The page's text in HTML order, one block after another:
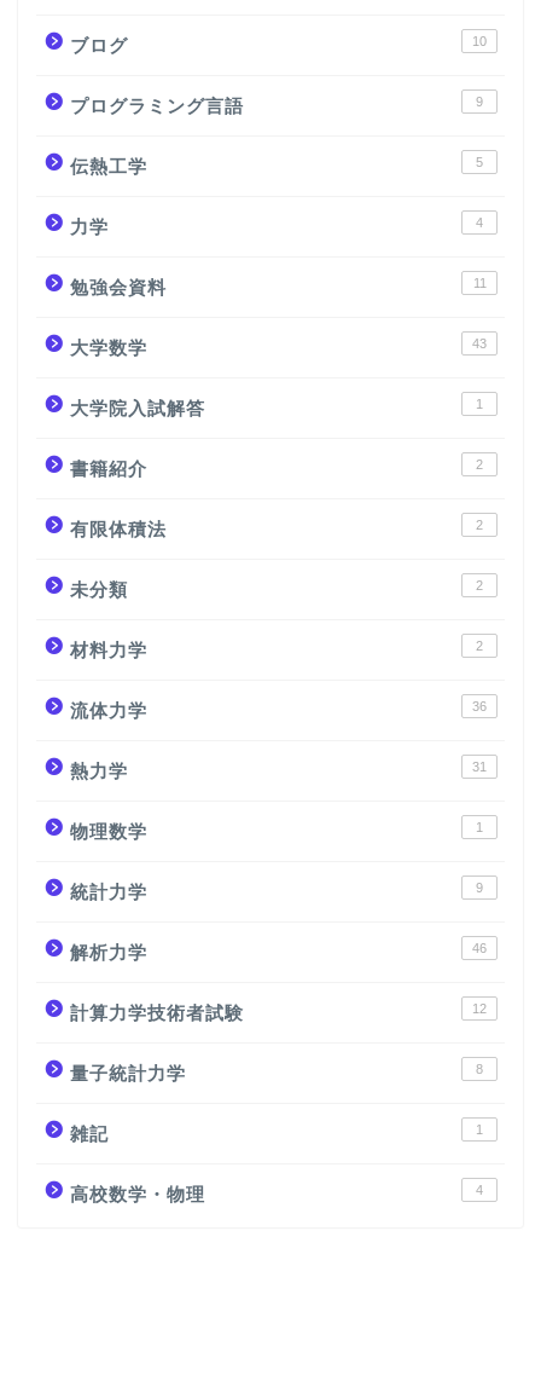
ブログ 10
プログラミング言語 9
伝熱工学 5
力学 4
勉強会資料 11
大学数学 43
大学院入試解答 1
書籍紹介 2
有限体積法 2
未分類 2
材料力学 2
流体力学 36
熱力学 31
物理数学 1
統計力学 9
解析力学 46
計算力学技術者試験 12
量子統計力学 8
雑記 1
高校数学・物理 4